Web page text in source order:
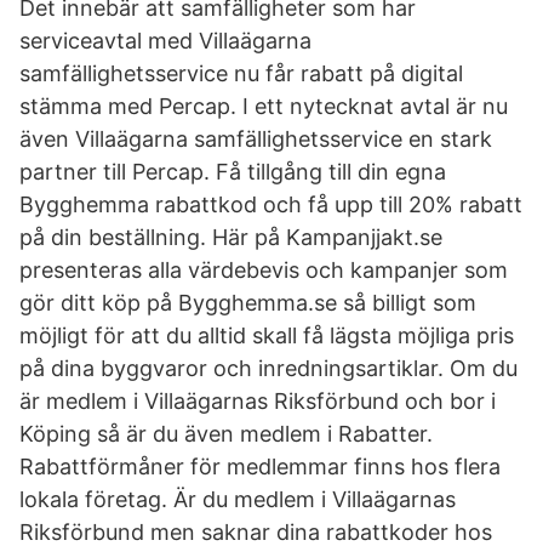
Det innebär att samfälligheter som har
serviceavtal med Villaägarna
samfällighetsservice nu får rabatt på digital
stämma med Percap. I ett nytecknat avtal är nu
även Villaägarna samfällighetsservice en stark
partner till Percap. Få tillgång till din egna
Bygghemma rabattkod och få upp till 20% rabatt
på din beställning. Här på Kampanjjakt.se
presenteras alla värdebevis och kampanjer som
gör ditt köp på Bygghemma.se så billigt som
möjligt för att du alltid skall få lägsta möjliga pris
på dina byggvaror och inredningsartiklar. Om du
är medlem i Villaägarnas Riksförbund och bor i
Köping så är du även medlem i Rabatter.
Rabattförmåner för medlemmar finns hos flera
lokala företag. Är du medlem i Villaägarnas
Riksförbund men saknar dina rabattkoder hos